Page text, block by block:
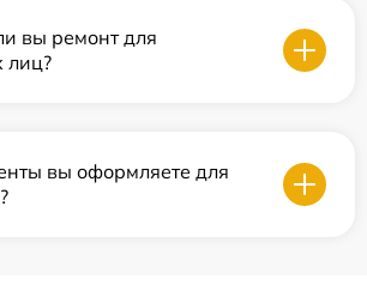
вы ремонт для
лиц?
вы оформляете для